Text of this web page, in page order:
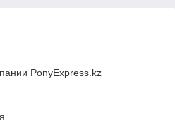
PonyExpress.kz